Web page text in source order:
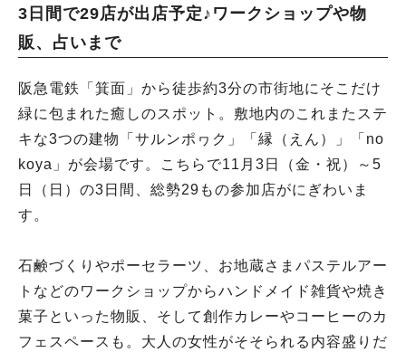
3日間で29店が出店予定♪ワークショップや物
販、占いまで
阪急電鉄「箕面」から徒歩約3分の市街地にそこだけ
緑に包まれた癒しのスポット。敷地内のこれまたステ
キな3つの建物「サルンポヮク」「縁（えん）」「no
koya」が会場です。こちらで11月3日（金・祝）～5
日（日）の3日間、総勢29もの参加店がにぎわいま
す。
石鹸づくりやポーセラーツ、お地蔵さまパステルアー
トなどのワークショップからハンドメイド雑貨や焼き
菓子といった物販、そして創作カレーやコーヒーのカ
フェスペースも。大人の女性がそそられる内容盛りだ